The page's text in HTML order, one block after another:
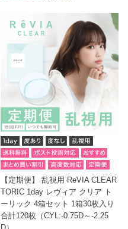
【定期便】 乱視用 ReVIA CLEAR
TORIC 1day レヴィア クリア ト
ーリック 4箱セット 1箱30枚入り
合計120枚（CYL:-0.75D～-2.25